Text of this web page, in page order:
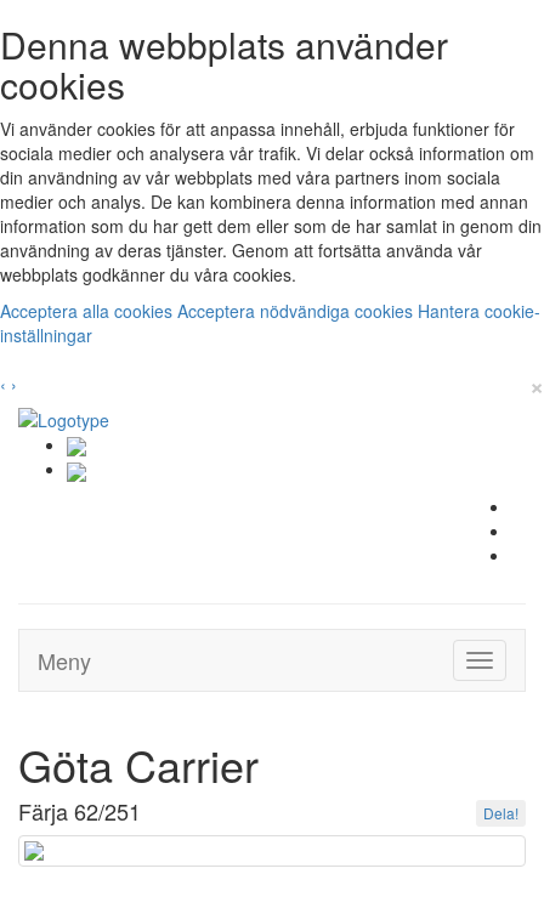
Denna webbplats använder
cookies
Vi använder cookies för att anpassa innehåll, erbjuda funktioner för
sociala medier och analysera vår trafik. Vi delar också information om
din användning av vår webbplats med våra partners inom sociala
medier och analys. De kan kombinera denna information med annan
information som du har gett dem eller som de har samlat in genom din
användning av deras tjänster. Genom att fortsätta använda vår
webbplats godkänner du våra cookies.
Acceptera alla cookies Acceptera nödvändiga cookies Hantera cookie-
inställningar
‹ › ×
Toggle
Meny
Göta Carrier
Färja 62/251 Dela!